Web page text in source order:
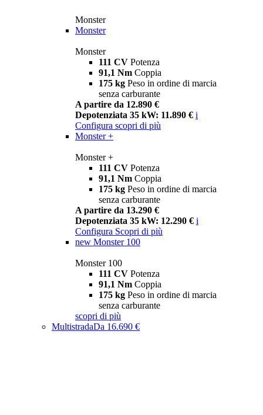
Monster
Monster
Monster
111 CV Potenza
91,1 Nm Coppia
175 kg Peso in ordine di marcia
senza carburante
A partire da 12.890 €
Depotenziata 35 kW: 11.890 € i
Configura scopri di più
Monster +
Monster +
111 CV Potenza
91,1 Nm Coppia
175 kg Peso in ordine di marcia
senza carburante
A partire da 13.290 €
Depotenziata 35 kW: 12.290 € i
Configura Scopri di più
new Monster 100
Monster 100
111 CV Potenza
91,1 Nm Coppia
175 kg Peso in ordine di marcia
senza carburante
scopri di più
MultistradaDa 16.690 €